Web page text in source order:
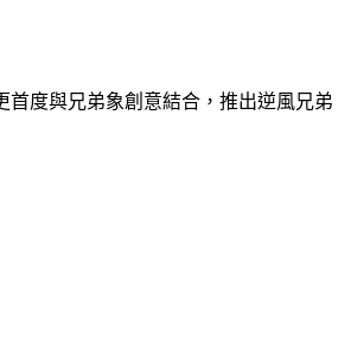
度與兄弟象創意結合， 推出逆風兄弟